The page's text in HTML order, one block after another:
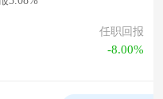
任职回报
-8.00%